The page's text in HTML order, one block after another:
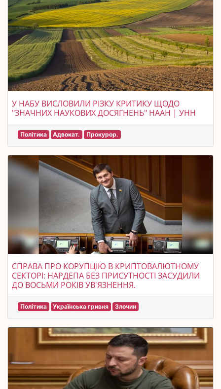
У НАБУ ВИСЛОВИЛИ РІЗКУ КРИТИКУ ЩОДО
"ЗНАЧНИХ НАУКОВИХ ДОСЯГНЕНЬ" НААН | УНН
Політика Адвокат. Прокурор.
СПРАВА ПРО КОРУПЦІЮ В КРИПТОВАЛЮТНОМУ
СЕКТОРІ: НАРДЕПА БЕЗ ПРИСУТНОСТІ ЗАСУДИЛИ
ДО ВОСЬМИ РОКІВ УВ'ЯЗНЕННЯ.
Політика Українська гривня Злочин